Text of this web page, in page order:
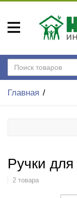
Главная
Ручки
2 товара